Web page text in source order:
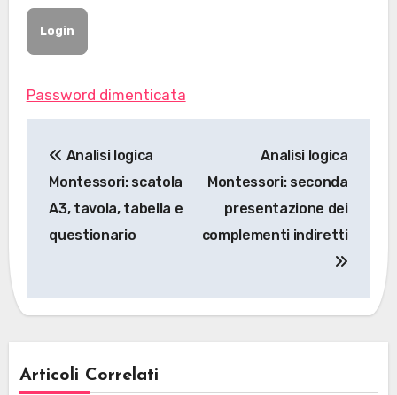
Password dimenticata
articoli
Analisi logica
Montessori: scatola
A3, tavola, tabella e
questionario
Analisi logica
Montessori: seconda
presentazione dei
complementi indiretti
Articoli Correlati